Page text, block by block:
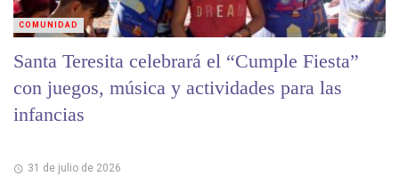
Santa Teresita celebrará el “Cumple Fiesta”
con juegos, música y actividades para las
infancias
31 de julio de 2026
COMUNIDAD